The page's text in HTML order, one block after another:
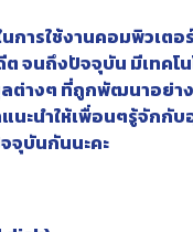
การใช้งานคอมพิวเต
จนถึงปัจจุบัน มีเทคโ
างๆ ที่ถูกพัฒนาอย่าง
แนะนำให้เพื่อนๆรู้จัก
จุบันกันนะคะ